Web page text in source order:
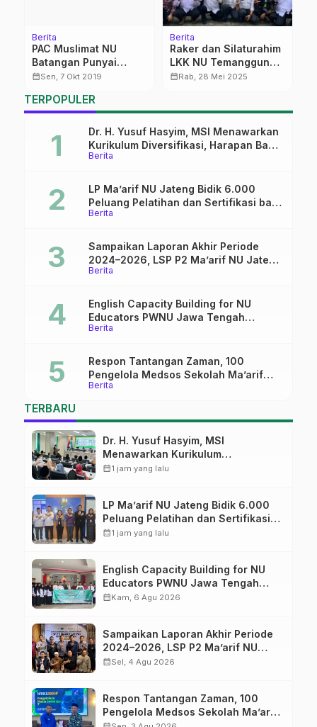
Berita
PAC Muslimat NU
Batangan Punyai
Ketua Baru
calendar_monthSen, 7 Okt 2019
Berita
Raker dan Silaturahim
LKK NU Temanggung,
Prioritas Madrasah
calendar_monthRab, 28 Mei 2025
TERPOPULER
Berita
Dr. H. Yusuf Hasyim, MSI Menawarkan
Kurikulum Diversifikasi, Harapan Baru
dalam dunia pendidikan
Berita
LP Ma’arif NU Jateng Bidik 6.000
Peluang Pelatihan dan Sertifikasi bagi
Lulusan SMK
Berita
Sampaikan Laporan Akhir Periode
2024–2026, LSP P2 Ma’arif NU Jateng
Mantapkan Sinergi Link and Match
Berita
English Capacity Building for NU
Educators PWNU Jawa Tengah
Batch#4; Membuka Jalan Menuju
Berita
Respon Tantangan Zaman, 100
Pengelola Medsos Sekolah Ma’arif
Pekalongan Ikuti Pelatihan Literasi
TERBARU
Dr. H. Yusuf Hasyim, MSI
Menawarkan Kurikulum
Diversifikasi, Harapan Baru dalam
calendar_month1 jam yang lalu
LP Ma’arif NU Jateng Bidik 6.000
Peluang Pelatihan dan Sertifikasi
bagi Lulusan SMK
calendar_month1 jam yang lalu
English Capacity Building for NU
Educators PWNU Jawa Tengah
Batch#4; Membuka Jalan Menuju
calendar_monthKam, 6 Agu 2026
Sampaikan Laporan Akhir Periode
2024–2026, LSP P2 Ma’arif NU
Jateng Mantapkan Sinergi Link and
calendar_monthSel, 4 Agu 2026
Respon Tantangan Zaman, 100
Pengelola Medsos Sekolah Ma’arif